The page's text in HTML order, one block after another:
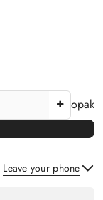
opak
Leave your phone